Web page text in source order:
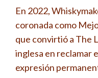
En 2022,
coronada como
que convirtió a The
inglesa en reclamar
expresión